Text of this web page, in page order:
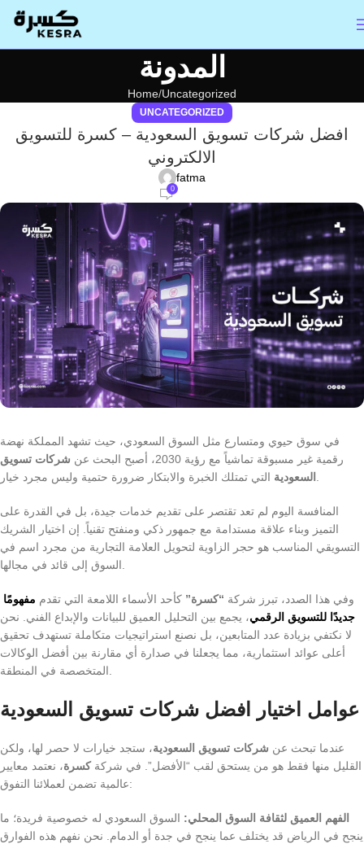
المدونة
Home Uncategorized
UNCATEGORIZED
افضل شركات تسويق السعودية – كسرة للتسويق
الالكتروني
fatma
0
في سوق حيوي ومتسارع مثل السوق السعودي، حيث تشهد المملكة نهضة
رقمية غير مسبوقة تماشياً مع رؤية 2030، أصبح البحث عن
شركات تسويق
السعودية
المنافسة اليوم لم تعد تقتصر على تقديم خدمات جيدة، بل في القدرة على
التميز وبناء علاقة مستدامة مع جمهور ذكي ومنفتح تقنياً. إن اختيار الشريك
التسويقي المناسب هو حجر الزاوية لتحويل العلامة التجارية من مجرد اسم في
وفي هذا الصدد، تبرز شركة “كسرة” كأحد الأسماء اللامعة التي تقدم مفهومًا
جديدًا للتسويق الرقمي، يجمع بين التحليل العميق للبيانات والإبداع الفني. نحن
لا نكتفي بزيادة عدد المتابعين، بل نصنع استراتيجيات متكاملة تستهدف تحقيق
أعلى عوائد استثمارية، مما يجعلنا في صدارة أي مقارنة بين أفضل الوكالات
عوامل اختيار افضل شركات تسويق السعودية
عندما تبحث عن شركات تسويق السعودية، ستجد خيارات لا حصر لها، ولكن
القليل منها فقط هو من يستحق لقب “الأفضل”. في شركةكسرة، نعتمد معايير
عالمية تضمن لعملائنا التفوق:
الفهم العميق لثقافة السوق المحلي: السوق السعودي له خصوصية فريدة؛ ما
ينجح في الرياض قد يختلف عما ينجح في جدة أو الدمام. نحن نفهم هذه الفوارق